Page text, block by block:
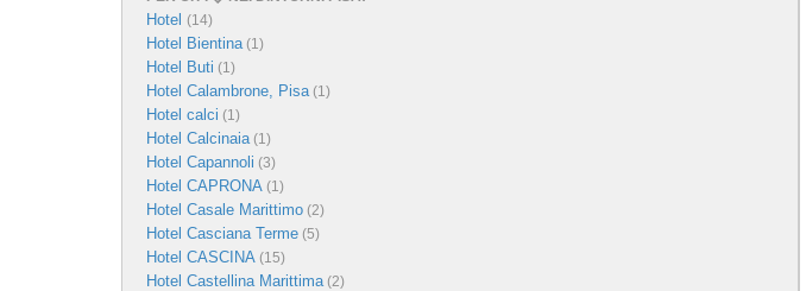
Hotel (14)
Hotel Bientina(1)
Hotel Buti (1)
Hotel Calambrone, Pisa(1)
Hotel calci (1)
Hotel Calcinaia(1)
Hotel Capannoli (3)
Hotel CAPRONA (1)
Hotel Casale Marittimo (2)
Hotel Casciana Terme (5)
Hotel CASCINA (15)
Hotel Castellina Marittima(2)